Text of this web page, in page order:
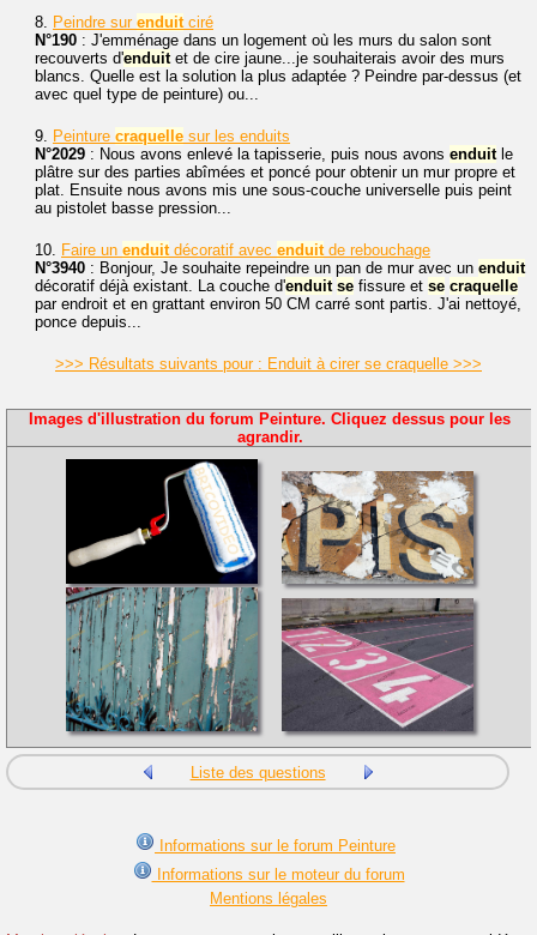
8. Peindre sur enduitciré
N°190 : J'emménage dans un logement où les murs du salon sont
recouverts d'enduitet de cire jaune...je souhaiterais avoir des murs
blancs. Quelle est la solution la plus adaptée ? Peindre par-dessus (et
avec quel type de peinture) ou...
9. Peinture craquelle sur les enduits
N°2029 : Nous avons enlevé la tapisserie, puis nous avons enduitle
plâtre sur des parties abîmées et poncé pour obtenir un mur propre et
plat. Ensuite nous avons mis une sous-couche universelle puis peint
au pistolet basse pression...
10. Faire un enduitdécoratif avec enduitde rebouchage
N°3940 : Bonjour, Je souhaite repeindre un pan de mur avec un enduit
décoratif déjà existant. La couche d'enduit se fissure et se craquelle
par endroit et en grattant environ 50 CM carré sont partis. J'ai nettoyé,
ponce depuis...
>>> Résultats suivants pour : Enduit à cirer se craquelle >>>
Images d'illustration du forum Peinture. Cliquez dessus pour les
agrandir.
Liste des questions
Informations sur le forum Peinture
Informations sur le moteur du forum
Mentions légales